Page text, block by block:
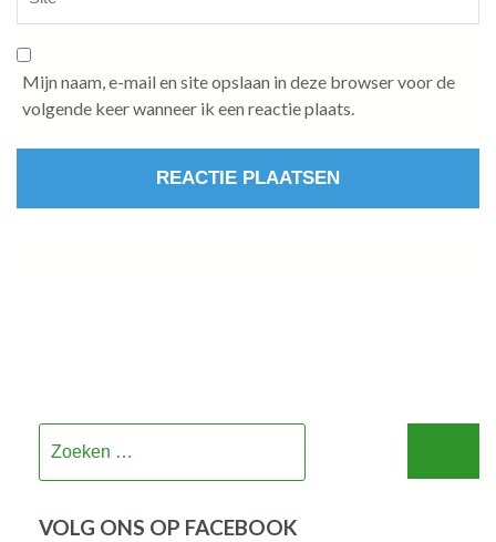
Mijn naam, e-mail en site opslaan in deze browser voor de
volgende keer wanneer ik een reactie plaats.
VOLG ONS OP FACEBOOK